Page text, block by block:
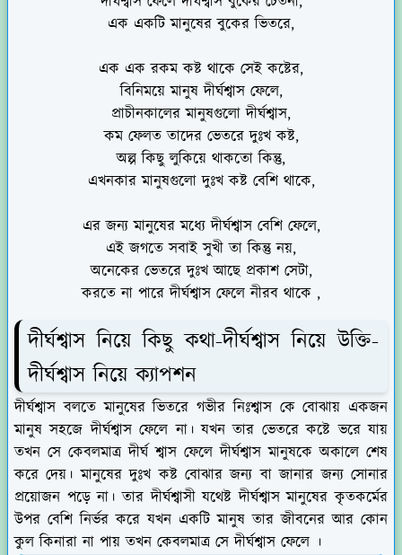
এক একটি মানুষের বুকের ভিতরে,
এক এক রকম কষ্ট থাকে সেই কষ্টের,
বিনিময়ে মানুষ দীর্ঘশ্বাস ফেলে,
প্রাচীনকালের মানুষগুলো দীর্ঘশ্বাস,
কম ফেলত তাদের ভেতরে দুঃখ কষ্ট,
অল্প কিছু লুকিয়ে থাকতো কিন্তু,
এখনকার মানুষগুলো দুঃখ কষ্ট বেশি থাকে,
এর জন্য মানুষের মধ্যে দীর্ঘশ্বাস বেশি ফেলে,
এই জগতে সবাই সুখী তা কিন্তু নয়,
অনেকের ভেতরে দুঃখ আছে প্রকাশ সেটা,
করতে না পারে দীর্ঘশ্বাস ফেলে নীরব থাকে ,
দীর্ঘশ্বাস নিয়ে কিছু কথা-দীর্ঘশ্বাস নিয়ে উক্তি-
দীর্ঘশ্বাস নিয়ে ক্যাপশন
দীর্ঘশ্বাস বলতে মানুষের ভিতরে গভীর নিঃশ্বাস কে বোঝায় একজন
মানুষ সহজে দীর্ঘশ্বাস ফেলে না। যখন তার ভেতরে কষ্টে ভরে যায়
তখন সে কেবলমাত্র দীর্ঘ শ্বাস ফেলে দীর্ঘশ্বাস মানুষকে অকালে শেষ
করে দেয়। মানুষের দুঃখ কষ্ট বোঝার জন্য বা জানার জন্য সোনার
প্রয়োজন পড়ে না। তার দীর্ঘশ্বাসী যথেষ্ট দীর্ঘশ্বাস মানুষের কৃতকর্মের
উপর বেশি নির্ভর করে যখন একটি মানুষ তার জীবনের আর কোন
কুল কিনারা না পায় তখন কেবলমাত্র সে দীর্ঘশ্বাস ফেলে ।